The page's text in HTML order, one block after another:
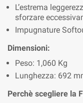
L’estrema
sforzare
Impugnature
Dimensioni:
Peso: 1,060 Kg
Lunghezza: 692
Perchè scegliere la